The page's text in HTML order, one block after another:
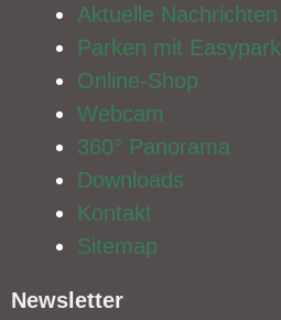
Aktuelle Nachrichten
Parken mit Easypark
Online-Shop
Webcam
360° Panorama
Downloads
Kontakt
Sitemap
Newsletter​